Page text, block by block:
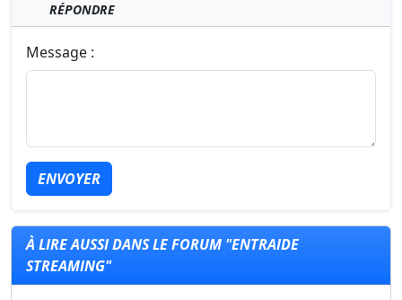
RÉPONDRE
Message :
ENVOYER
À LIRE AUSSI DANS LE FORUM "ENTRAIDE
STREAMING"